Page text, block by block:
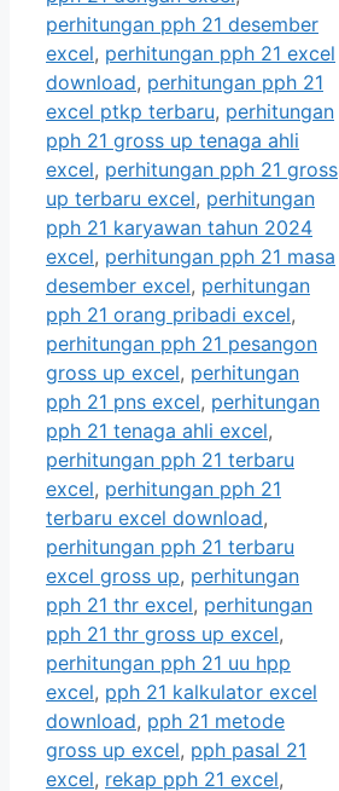
perhitungan pph 21 desember
excel, perhitungan pph 21 excel
download, perhitungan pph 21
excel ptkp terbaru, perhitungan
pph 21 gross up tenaga ahli
excel, perhitungan pph 21 gross
up terbaru excel, perhitungan
pph 21 karyawan tahun 2024
excel, perhitungan pph 21 masa
desember excel, perhitungan
pph 21 orang pribadi excel,
perhitungan pph 21 pesangon
gross up excel, perhitungan
pph 21 pns excel, perhitungan
pph 21 tenaga ahli excel,
perhitungan pph 21 terbaru
excel, perhitungan pph 21
terbaru excel download,
perhitungan pph 21 terbaru
excel gross up, perhitungan
pph 21 thr excel, perhitungan
pph 21 thr gross up excel,
perhitungan pph 21 uu hpp
excel, pph 21 kalkulator excel
download, pph 21 metode
gross up excel, pph pasal 21
excel, rekap pph 21 excel,